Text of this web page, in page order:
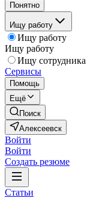
Понятно
Ищу работу
Ищу работу
Ищу работу
Ищу сотрудника
Сервисы
Помощь
Ещё
Поиск
Алексеевск
Войти
Войти
Создать резюме
Статьи